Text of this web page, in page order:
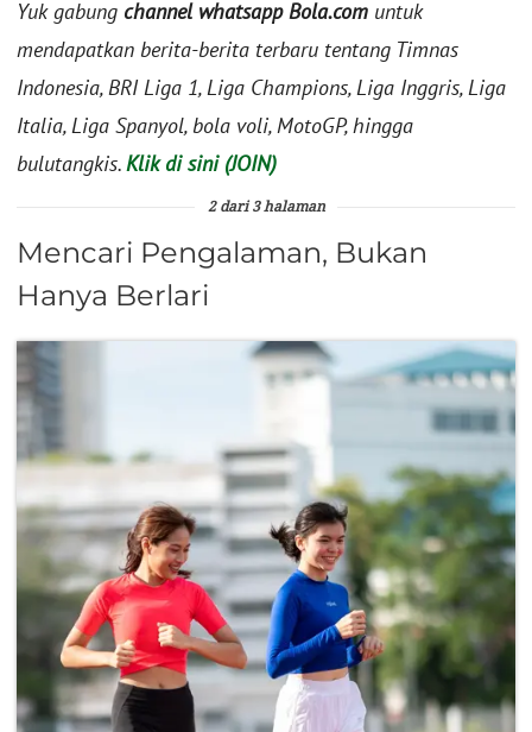
Yuk gabung channel whatsapp Bola.com untuk
mendapatkan berita-berita terbaru tentang Timnas
Indonesia, BRI Liga 1, Liga Champions, Liga Inggris, Liga
Italia, Liga Spanyol, bola voli, MotoGP, hingga
bulutangkis.Klik di sini (JOIN)
2 dari 3 halaman
Mencari Pengalaman, Bukan
Hanya Berlari